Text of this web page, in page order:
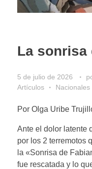
La sonrisa
5 de julio de 2026
Artículos
Nacionales
Por Olga Uribe
Ante el dolor latente
por los 2 terremotos
la «Sonrisa de
fue rescatada y lo